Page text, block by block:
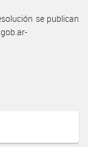
se publican